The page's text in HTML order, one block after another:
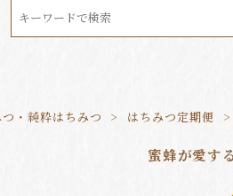
つ・純粋はちみつ はちみつ定期便
蜜蜂が愛す